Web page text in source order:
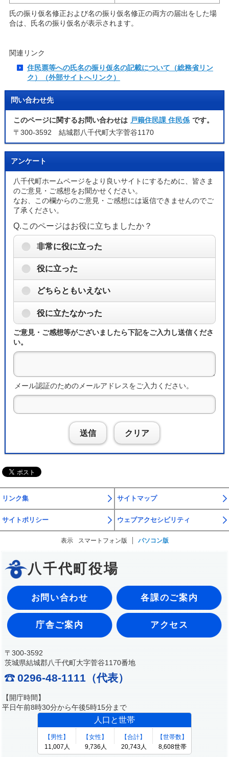
氏の振り仮名修正および名の振り仮名修正の両方の届出をした場
合は、 氏名の振り仮名が表示されます。
関連リンク
住民票等への氏名の振り仮名の記載について（総務省リン
ク）（外部サイトへリンク）
問い合わせ先
このページに関するお問い合わせは 戸籍住民課 住民係 です。
〒300-3592 結城郡八千代町大字菅谷1170
アンケート
八千代町ホームページをより良いサイトにするために、皆さま
のご意見・ご感想をお聞かせください。
なお、この欄からのご意見・ご感想には返信できませんのでご
了承ください。
Q.このページはお役に立ちましたか？
非常に役に立った
役に立った
どちらともいえない
役に立たなかった
ご意見・ご感想等がございましたら下記をご入力し送信くださ
い。
メール認証のためのメールアドレスをご入力ください。
送信 クリア
リンク集 サイトマップ
サイトポリシー ウェブアクセシビリティ
表示 スマートフォン版 パソコン版
八千代町役場
お問い合わせ 各課のご案内
庁舎ご案内 アクセス
〒300-3592
茨城県結城郡八千代町大字菅谷1170番地
0296-48-1111（代表）
【開庁時間】
平日午前8時30分から午後5時15分まで